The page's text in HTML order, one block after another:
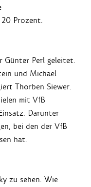
Prozent.
Günter Perl geleitet.
und Michael
Thorben Siewer.
mit VfB
Darunter
bei den der VfB
hat.
zu sehen. Wie